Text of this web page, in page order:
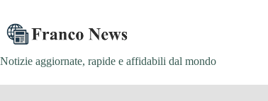
contenuto
Notizie aggiornate, rapide e affidabili dal mondo